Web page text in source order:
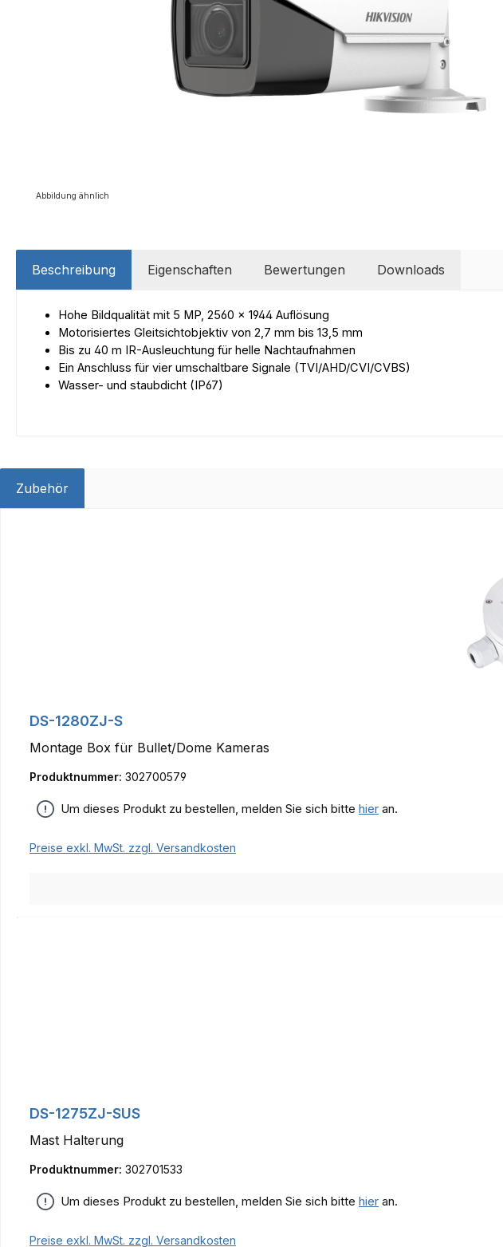
Abbildung ähnlich
Beschreibung Eigenschaften Bewertungen Downloads
Hohe Bildqualität mit 5 MP, 2560 × 1944 Auflösung
Motorisiertes Gleitsichtobjektiv von 2,7 mm bis 13,5 mm
Bis zu 40 m IR-Ausleuchtung für helle Nachtaufnahmen
Ein Anschluss für vier umschaltbare Signale (TVI/AHD/CVI/CVBS)
Wasser- und staubdicht (IP67)
Zubehör
DS-1280ZJ-S
Montage Box für Bullet/Dome Kameras
Produktnummer: 302700579
Um dieses Produkt zu bestellen, melden Sie sich bitte hier an.
Preise exkl. MwSt. zzgl. Versandkosten
DS-1275ZJ-SUS
Mast Halterung
Produktnummer: 302701533
Um dieses Produkt zu bestellen, melden Sie sich bitte hier an.
Preise exkl. MwSt. zzgl. Versandkosten